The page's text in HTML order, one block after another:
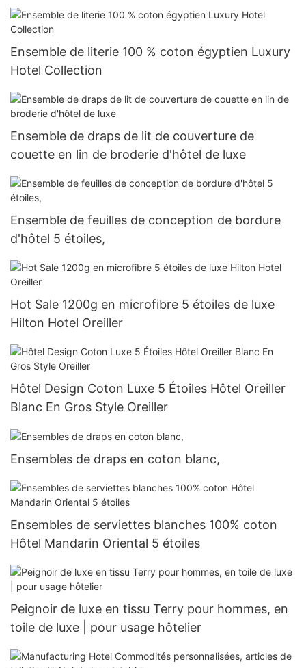
Ensemble de literie 100 % coton égyptien Luxury
Hotel Collection
Ensemble de draps de lit de couverture de
couette en lin de broderie d'hôtel de luxe
Ensemble de feuilles de conception de bordure
d'hôtel 5 étoiles,
Hot Sale 1200g en microfibre 5 étoiles de luxe
Hilton Hotel Oreiller
Hôtel Design Coton Luxe 5 Étoiles Hôtel Oreiller
Blanc En Gros Style Oreiller
Ensembles de draps en coton blanc,
Ensembles de serviettes blanches 100% coton
Hôtel Mandarin Oriental 5 étoiles
Peignoir de luxe en tissu Terry pour hommes, en
toile de luxe | pour usage hôtelier